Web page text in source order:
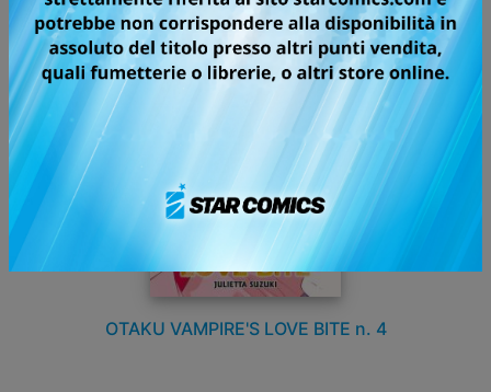
OTAKU VAMPIRE'S LOVE BITE n. 4